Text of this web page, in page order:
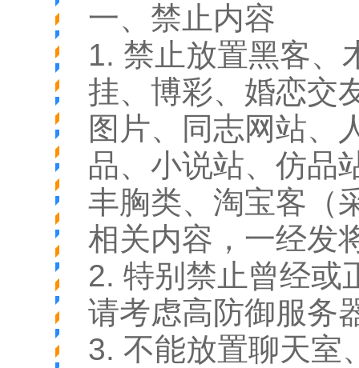
一、禁止内容
1. 禁止放置黑客、
挂、博彩、婚恋交
图片、同志网站、
品、小说站、仿品
丰胸类、淘宝客（
相关内容，一经发
2. 特别禁止曾经或
请考虑高防御服务
3. 不能放置聊天室